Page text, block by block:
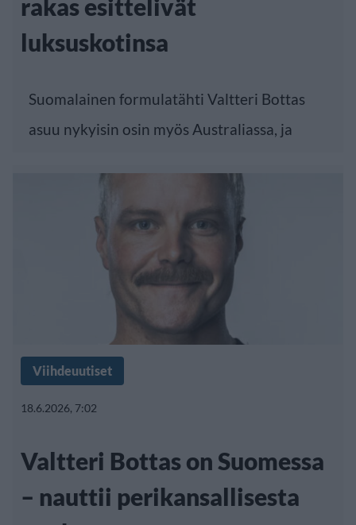
rakas esittelivät
luksuskotinsa
Suomalainen formulatähti Valtteri Bottas
asuu nykyisin osin myös Australiassa, ja
Viihdeuutiset
18.6.2026, 7:02
Valtteri Bottas on Suomessa
– nauttii perikansallisesta